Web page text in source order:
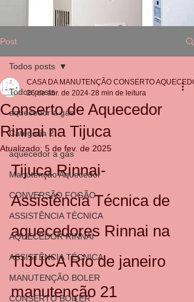
Post
Todos posts
aquecedor a gás
Categoria 2
aquecedor a gás
Manutenção Aquecedor
CONVERSÃO FOGÃO
ASSISTÊNCIA TÉCNICA
AQUECEDOR RINNAI
ASSISTÊNCIA TÉCNICA
MANUTENÇÃO BOLER
CONSERTO BOILER
Todos posts
Conserto de Aquecedor
Rinnai na Tijuca
CASA DA MANUTENÇÃO CONSERTO
26 de abr. de 2024 28 min de leitura
Atualizado: 5 de fev. de 2025
Tijuca Rinnai-
Assistência Técnica de
aquecedores Rinnai na
TIJUCA Rio de janeiro
manutenção 21